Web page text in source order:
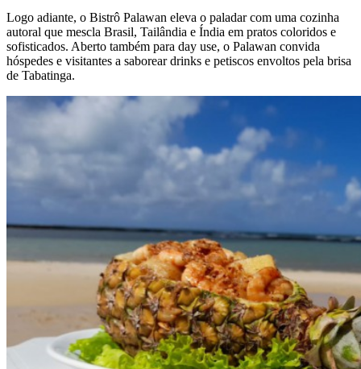
Logo adiante, o Bistrô Palawan eleva o paladar com uma cozinha
autoral que mescla Brasil, Tailândia e Índia em pratos coloridos e
sofisticados. Aberto também para day use, o Palawan convida
hóspedes e visitantes a saborear drinks e petiscos envoltos pela brisa
de Tabatinga.